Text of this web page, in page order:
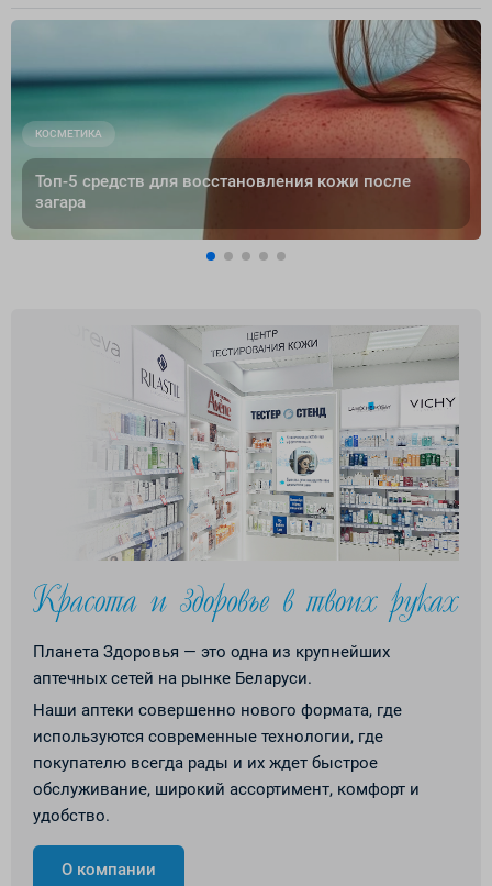
КОСМЕТИКА
Топ-5 средств для восстановления кожи после
загара
Планета Здоровья — это одна из крупнейших
аптечных сетей на рынке Беларуси.
Наши аптеки совершенно нового формата, где
используются современные технологии, где
покупателю всегда рады и их ждет быстрое
обслуживание, широкий ассортимент, комфорт и
удобство.
О компании